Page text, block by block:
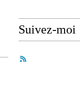
Suivez-moi